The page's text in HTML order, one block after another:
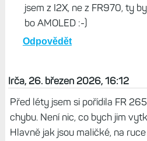
jsem z I2X, ne z FR970, ty
bo AMOLED :-)
Odpovědět
Irča, 26. březen 2026, 16:12
Před léty jsem si pořídila FR
chybu. Není nic, co bych jim
Hlavně jak jsou maličké, na